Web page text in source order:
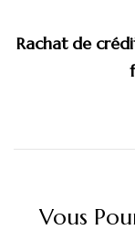
Rachat de
Vous